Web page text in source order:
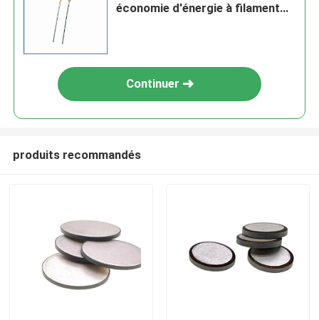
économie d'énergie à filament
Continuer
produits recommandés